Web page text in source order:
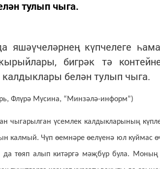
тулып чыга.
яшәүчеләрнең күпчелеге
бигрәк тә
белән тулып чыга.
Флүрә Мусина, “Минзәлә-информ”)
чыгарылган үсемлек калдыкларының
калмый. Чүп өемнәре өелүенә юл куймас
да төяп алып китәргә мәҗбүр була. Моның